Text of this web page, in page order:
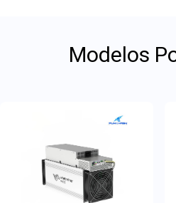
Modelos